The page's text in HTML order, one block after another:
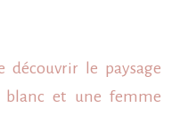
découvrir le paysage
blanc et une femme